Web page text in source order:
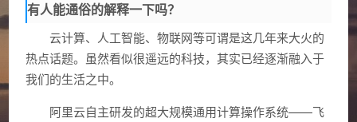
有人能通俗的解释一下吗？
云计算、人工智能、物联网等可谓是这几年来大火的
热点话题。虽然看似很遥远的科技，其实已经逐渐融入于
我们的生活之中。
阿里云自主研发的超大规模通用计算操作系统——飞